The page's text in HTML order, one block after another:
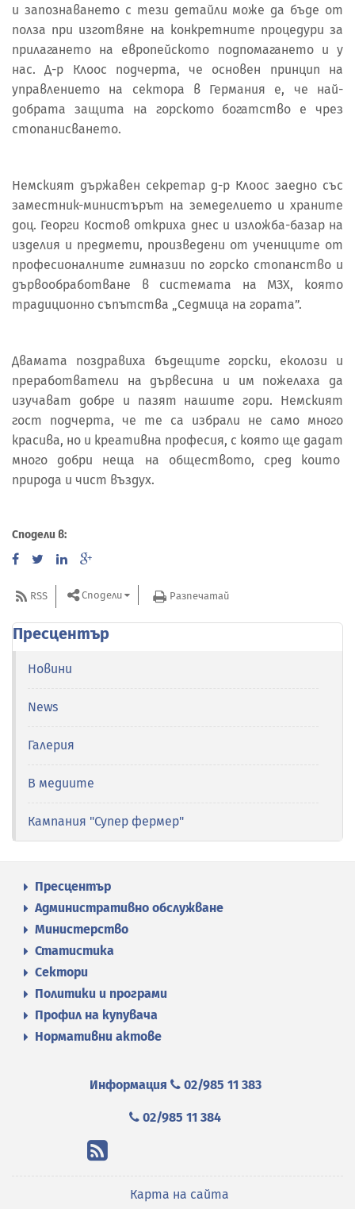
и запознаването с тези детайли може да бъде от
полза при изготвяне на конкретните процедури за
прилагането на европейското подпомагането и у
нас. Д-р Клоос подчерта, че основен принцип на
управлението на сектора в Германия е, че най-
добрата защита на горското богатство е чрез
стопанисването.
Немският държавен секретар д-р Клоос заедно със
заместник-министърът на земеделието и храните
доц. Георги Костов откриха днес и изложба-базар на
изделия и предмети, произведени от учениците от
професионалните гимназии по горско стопанство и
дървообработване в системата на МЗХ, която
традиционно съпътства „Седмица на гората”.
Двамата поздравиха бъдещите горски, еколози и
преработватели на дървесина и им пожелаха да
изучават добре и пазят нашите гори. Немският
гост подчерта, че те са избрали не само много
красива, но и креативна професия, с която ще дадат
много добри неща на обществото, сред които
природа и чист въздух.
Сподели в:
RSS Сподели Разпечатай
Пресцентър
Новини
News
Галерия
В медиите
Кампания "Супер фермер"
Пресцентър
Административно обслужване
Министерство
Статистика
Сектори
Политики и програми
Профил на купувача
Нормативни актове
Информация 02/985 11 383
02/985 11 384
Карта на сайта